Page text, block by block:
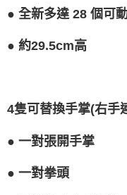
「AFTEE先享後付」，若未
任。
時審查核予不同之上限額度
● 全新多達 28 個可
● 約29.5cm高
4隻可替換手掌(右手
● 一對張開手掌
● 一對拳頭